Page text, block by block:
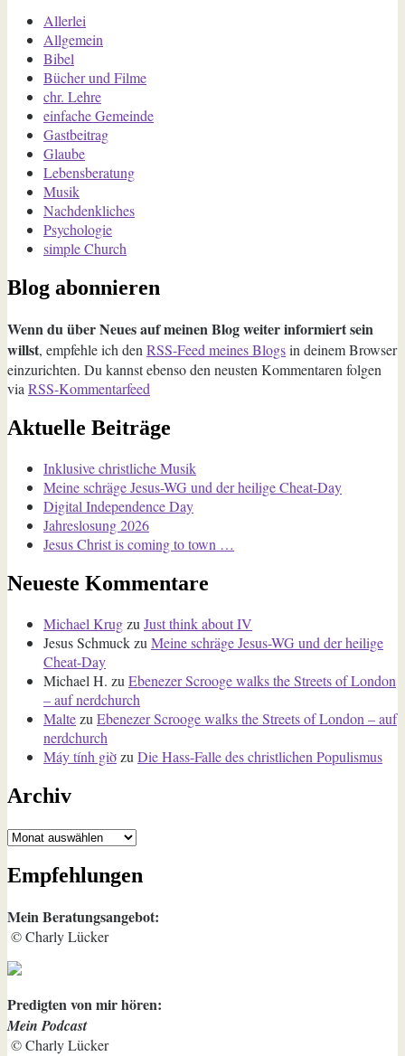
Allerlei
Allgemein
Bibel
Bücher und Filme
chr. Lehre
einfache Gemeinde
Gastbeitrag
Glaube
Lebensberatung
Musik
Nachdenkliches
Psychologie
simple Church
Blog abonnieren
Wenn du über Neues auf meinen Blog weiter informiert sein
willst, empfehle ich den RSS-Feed meines Blogsin deinem Browser
einzurichten. Du kannst ebenso den neusten Kommentaren folgen
via RSS-Kommentarfeed
Aktuelle Beiträge
Inklusive christliche Musik
Meine schräge Jesus-WG und der heilige Cheat-Day
Digital Independence Day
Jahreslosung 2026
Jesus Christ is coming to town …
Neueste Kommentare
Michael Krugzu Just think about IV
Jesus Schmuckzu Meine schräge Jesus-WG und der heilige
Cheat-Day
Michael H. zu Ebenezer Scrooge walks the Streets of London
– auf nerdchurch
Maltezu Ebenezer Scrooge walks the Streets of London – auf
nerdchurch
Máy tính giờzu Die Hass-Falle des christlichen Populismus
Archiv
Archiv
Empfehlungen
Mein Beratungsangebot:
© Charly Lücker
Predigten von mir hören:
Mein Podcast
© Charly Lücker